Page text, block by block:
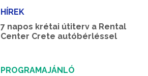
HÍREK
7 napos krétai útiterv a Rental
Center Crete autóbérléssel
PROGRAMAJÁNLÓ